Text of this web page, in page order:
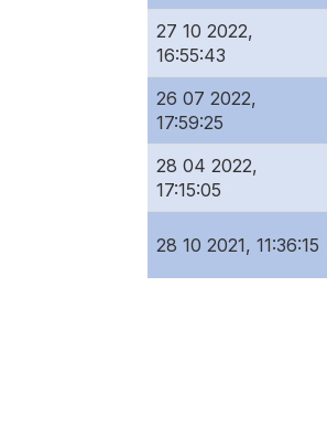
27 10 2022,
16:55:43
26 07 2022,
17:59:25
28 04 2022,
17:15:05
28 10 2021, 11:36:15